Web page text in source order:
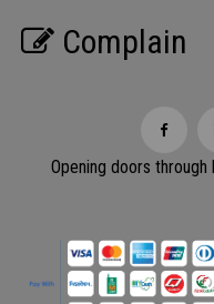
Complain
Opening doors through